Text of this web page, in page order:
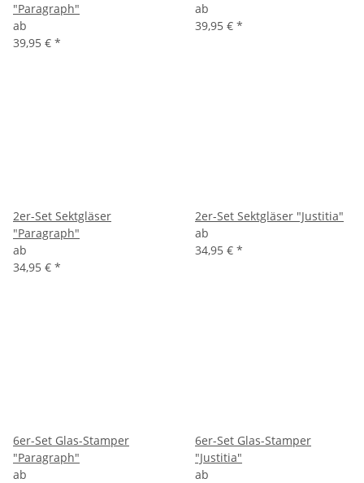
"Paragraph"
ab
39,95 € *
ab
39,95 € *
2er-Set Sektgläser
"Paragraph"
ab
34,95 € *
2er-Set Sektgläser "Justitia"
ab
34,95 € *
6er-Set Glas-Stamper
"Paragraph"
ab
6er-Set Glas-Stamper
"Justitia"
ab